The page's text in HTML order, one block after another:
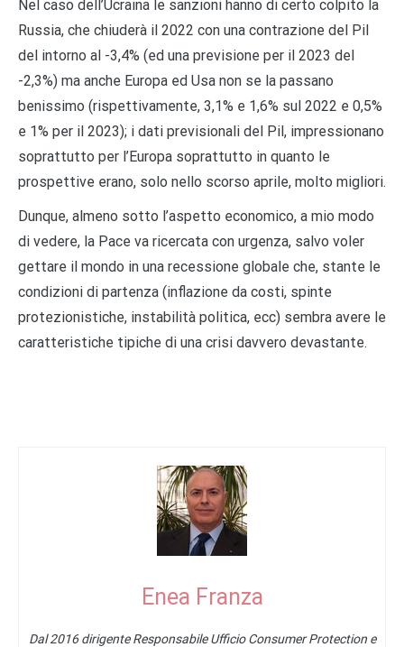
Nel caso dell’Ucraina le sanzioni hanno di certo colpito la
Russia, che chiuderà il 2022 con una contrazione del Pil
del intorno al -3,4% (ed una previsione per il 2023 del
-2,3%) ma anche Europa ed Usa non se la passano
benissimo (rispettivamente, 3,1% e 1,6% sul 2022 e 0,5%
e 1% per il 2023); i dati previsionali del Pil, impressionano
soprattutto per l’Europa soprattutto in quanto le
prospettive erano, solo nello scorso aprile, molto migliori.
Dunque, almeno sotto l’aspetto economico, a mio modo
di vedere, la Pace va ricercata con urgenza, salvo voler
gettare il mondo in una recessione globale che, stante le
condizioni di partenza (inflazione da costi, spinte
protezionistiche, instabilità politica, ecc) sembra avere le
caratteristiche tipiche di una crisi davvero devastante.
Enea Franza
Dal 2016 dirigente Responsabile Ufficio Consumer Protection e